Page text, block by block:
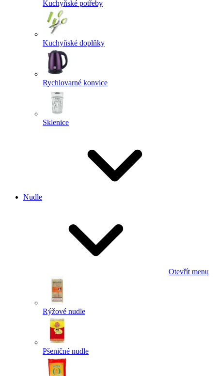
Kuchyňské potřeby
Kuchyňské doplňky
Rychlovarné konvice
Sklenice
Nudle
Otevřít menu
Rýžové nudle
Pšeničné nudle